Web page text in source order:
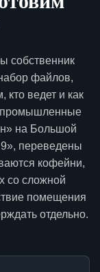
собственник
файлов,
кто ведет и как
промышленные
на Большой
переведены
кофейни,
со сложной
помещения
отдельно.